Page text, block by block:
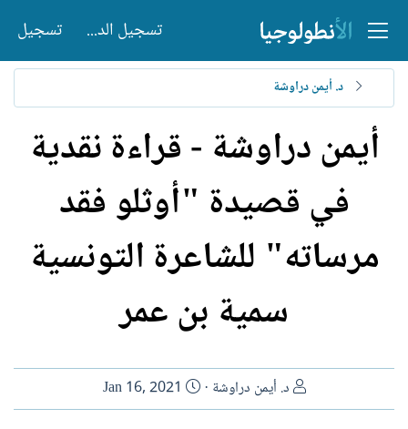
تسجيل الدخول تسجيل
د. أيمن دراوشة
أيمن دراوشة - قراءة نقدية
في قصيدة "أوثلو فقد
مرساته" للشاعرة التونسية
سمية بن عمر
ا
ل
د. أيمن دراوشة
ت
ا
Jan 16, 2021